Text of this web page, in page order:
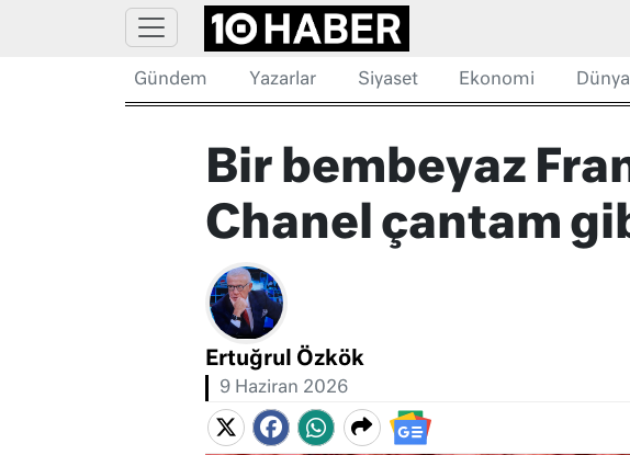
Gündem Yazarlar Siyaset Ekonomi Dünya
Bir bembeyaz
Chanel çantam
Ertuğrul Özkök
9 Haziran 2026